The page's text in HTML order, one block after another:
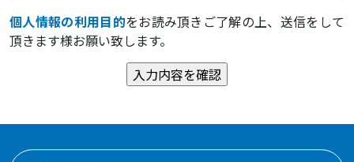
個人情報の利用目的をお読み頂きご了解の上、送信をして
頂きます様お願い致します。